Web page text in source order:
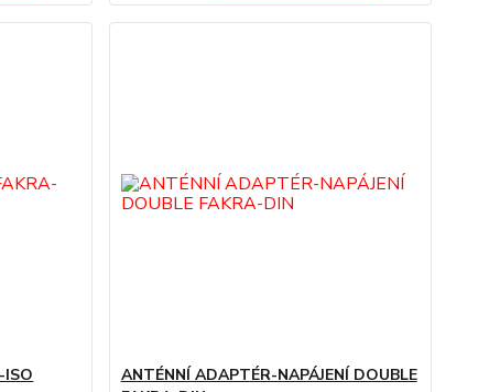
ISO
ANTÉNNÍ ADAPTÉR-NAPÁJENÍ DOUBLE